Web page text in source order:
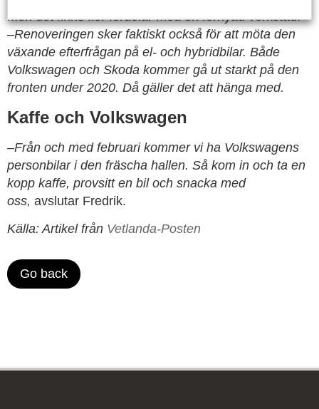
Men det finns fler fördelar med en förnyad verkstad.
–Renoveringen sker faktiskt också för att möta den
växande efterfrågan på el- och hybridbilar. Både
Volkswagen och Skoda kommer gå ut starkt på den
fronten under 2020. Då gäller det att hänga med.
Kaffe och Volkswagen
–Från och med februari kommer vi ha Volkswagens
personbilar i den fräscha hallen. Så kom in och ta en
kopp kaffe, provsitt en bil och snacka med
oss, avslutar Fredrik.
Källa: Artikel från Vetlanda-Posten
Go back